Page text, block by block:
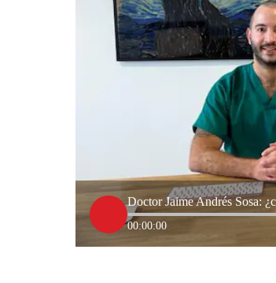
Doctor Jaime Andrés Sosa:
00:00:00